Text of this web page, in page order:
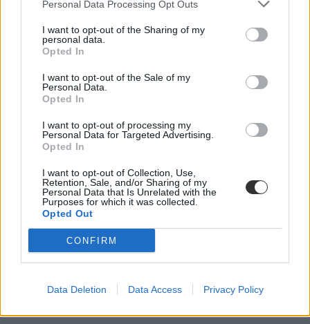
Personal Data Processing Opt Outs
I want to opt-out of the Sharing of my
personal data.
Opted In
I want to opt-out of the Sale of my
Personal Data.
Opted In
I want to opt-out of processing my
Personal Data for Targeted Advertising.
Opted In
I want to opt-out of Collection, Use,
Retention, Sale, and/or Sharing of my
Personal Data that Is Unrelated with the
Purposes for which it was collected.
Opted Out
CONFIRM
Data Deletion Data Access Privacy Policy
kirúgás
mém
meme